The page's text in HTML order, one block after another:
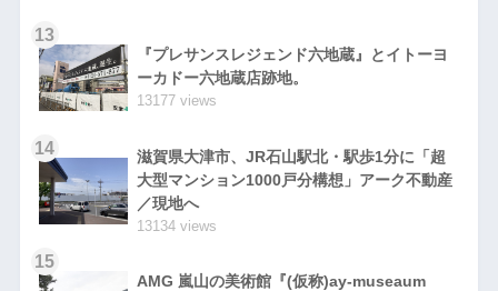
13
『プレサンスレジェンド六地蔵』とイトーヨ
ーカドー六地蔵店跡地。
13177 views
14
滋賀県大津市、JR石山駅北・駅歩1分に「超
大型マンション1000戸分構想」アーク不動産
／現地へ
13134 views
15
AMG 嵐山の美術館『(仮称)ay-museaum